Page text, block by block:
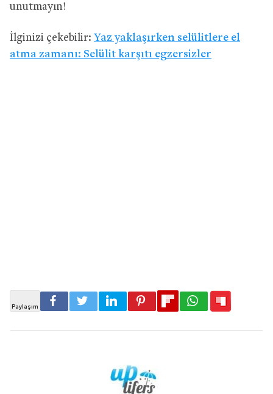
unutmayın!
İlginizi çekebilir: Yaz yaklaşırken selülitlere el
atma zamanı: Selülit karşıtı egzersizler